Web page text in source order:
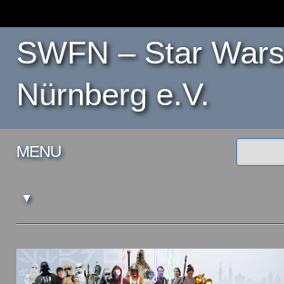
SWFN – Star
Nürnberg e.V.
Main menu
MENU